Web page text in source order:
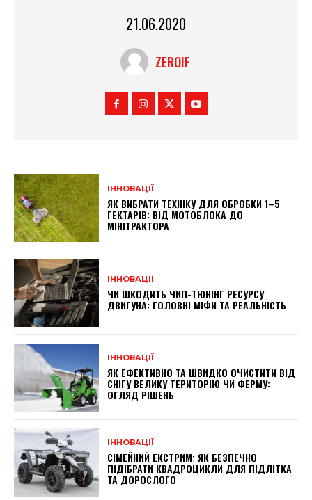
21.06.2020
ZEROIF
ІННОВАЦІЇ
ЯК ВИБРАТИ ТЕХНІКУ ДЛЯ ОБРОБКИ 1–5
ГЕКТАРІВ: ВІД МОТОБЛОКА ДО
МІНІТРАКТОРА
ІННОВАЦІЇ
ЧИ ШКОДИТЬ ЧИП-ТЮНІНГ РЕСУРСУ
ДВИГУНА: ГОЛОВНІ МІФИ ТА РЕАЛЬНІСТЬ
ІННОВАЦІЇ
ЯК ЕФЕКТИВНО ТА ШВИДКО ОЧИСТИТИ ВІД
СНІГУ ВЕЛИКУ ТЕРИТОРІЮ ЧИ ФЕРМУ:
ОГЛЯД РІШЕНЬ
ІННОВАЦІЇ
СІМЕЙНИЙ ЕКСТРИМ: ЯК БЕЗПЕЧНО
ПІДІБРАТИ КВАДРОЦИКЛИ ДЛЯ ПІДЛІТКА
ТА ДОРОСЛОГО